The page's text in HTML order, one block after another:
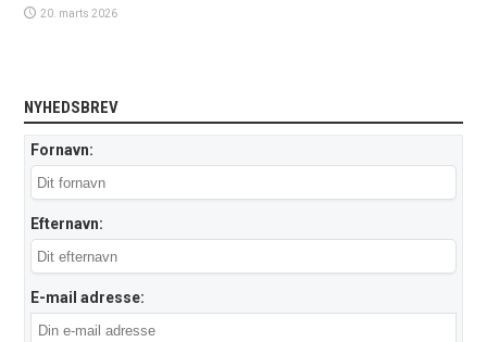
20. marts 2026
NYHEDSBREV
Fornavn:
Efternavn:
E-mail adresse: